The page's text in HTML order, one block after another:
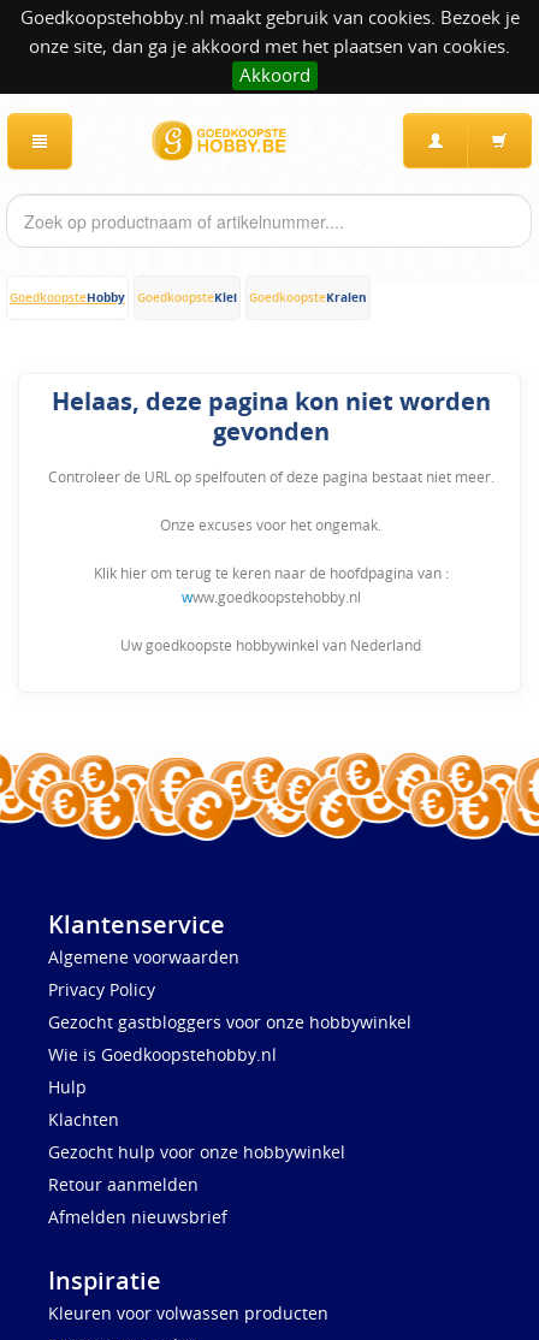
Goedkoopstehobby.nl maakt gebruik van cookies. Bezoek je
onze site, dan ga je akkoord met het plaatsen van cookies.
Akkoord
GoedkoopsteHobby GoedkoopsteKlei GoedkoopsteKralen
Helaas, deze pagina kon niet worden
gevonden
Controleer de URL op spelfouten of deze pagina bestaat niet meer.
Onze excuses voor het ongemak.
Klik hier om terug te keren naar de hoofdpagina van :
www.goedkoopstehobby.nl
Uw goedkoopste hobbywinkel van Nederland
Klantenservice
Algemene voorwaarden
Privacy Policy
Gezocht gastbloggers voor onze hobbywinkel
Wie is Goedkoopstehobby.nl
Hulp
Klachten
Gezocht hulp voor onze hobbywinkel
Retour aanmelden
Afmelden nieuwsbrief
Inspiratie
Kleuren voor volwassen producten